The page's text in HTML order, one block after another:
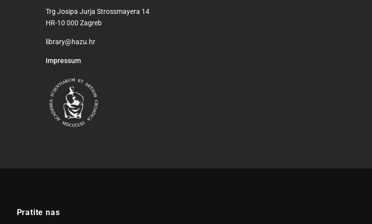
Trg Josipa Jurja Strossmayera 14
HR-10 000 Zagreb
library@hazu.hr
Impressum
Pratite nas